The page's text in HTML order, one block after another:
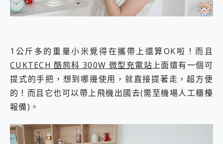
1公斤多的重量小米覺得在攜帶上還算OK啦！而且
CUKTECH 酷態科 300W 微型充電站上面還有一個可
提式的手把，想到哪邊使用，就直接提著走，超方便
的！而且它也可以帶上飛機出國去(需至機場人工櫃檯
報備)。